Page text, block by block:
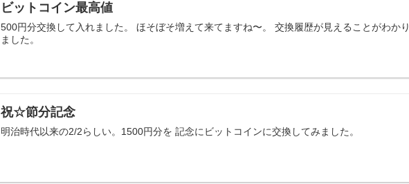
ビットコイン最高値
500円分交換して入れました。 ほそぼそ増えて来てますね〜。 交換履歴が見えることがわかり
ました。
祝☆節分記念
明治時代以来の2/2らしい。1500円分を 記念にビットコインに交換してみました。